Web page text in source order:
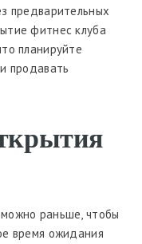
предварительных
фитнес клуба
планируйте
продавать
раньше, чтобы
время ожидания